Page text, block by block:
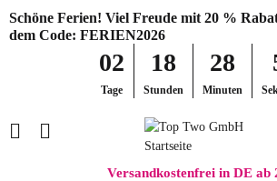
Schöne Ferien! Viel Freude mit 20 %
dem Code: FERIEN2026
02
Tage
18
Stunden
28
Minuten
Versandkostenfrei in DE ab